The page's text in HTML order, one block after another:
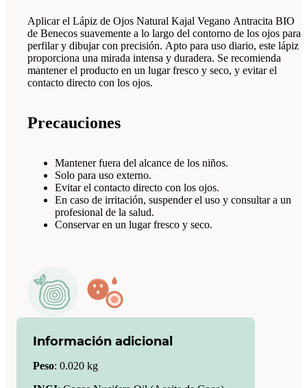
Aplicar el Lápiz de Ojos Natural Kajal Vegano Antracita BIO
de Benecos suavemente a lo largo del contorno de los ojos para
perfilar y dibujar con precisión. Apto para uso diario, este lápiz
proporciona una mirada intensa y duradera. Se recomienda
mantener el producto en un lugar fresco y seco, y evitar el
contacto directo con los ojos.
Precauciones
Mantener fuera del alcance de los niños.
Solo para uso externo.
Evitar el contacto directo con los ojos.
En caso de irritación, suspender el uso y consultar a un
profesional de la salud.
Conservar en un lugar fresco y seco.
Información adicional
Peso: 0.020 kg